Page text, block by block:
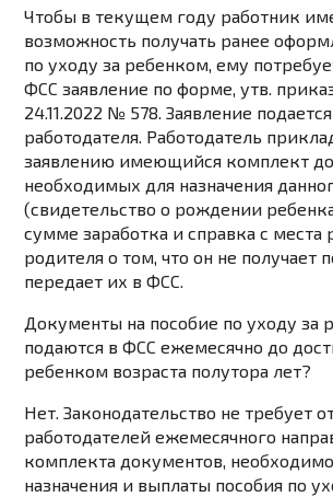
Чтобы в текущем году работник
возможность получать ранее
по уходу за ребенком, ему
ФСС заявление по форме, утв.
24.11.2022 № 578. Заявление
работодателя. Работодатель
заявлению имеющийся комплект
необходимых для назначения
(свидетельство о рождении
сумме заработка и справка с места
родителя о том, что он не получает
передает их в ФСС.
Документы на пособие по уходу за
подаются в ФСС ежемесячно до
ребенком возраста полутора лет?
Нет. Законодательство не требует
работодателей ежемесячного
комплекта документов,
назначения и выплаты пособия по